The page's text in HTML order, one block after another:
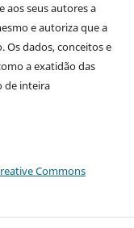
aos seus autores a
e autoriza que a
Os dados, conceitos e
a exatidão das
de inteira
Commons